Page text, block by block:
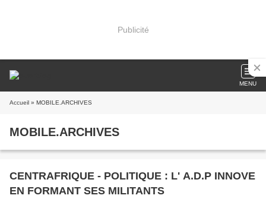
Publicité
MENU
Accueil » MOBILE.ARCHIVES
MOBILE.ARCHIVES
CENTRAFRIQUE - POLITIQUE : L' A.D.P INNOVE
EN FORMANT SES MILITANTS